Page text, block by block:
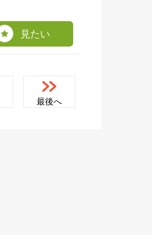
見たい
最後へ